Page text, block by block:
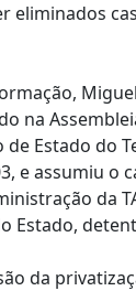
eliminados
na
de Estado do
e assumiu o
da
Estado,
da